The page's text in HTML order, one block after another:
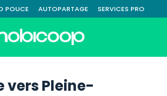
POUCE AUTOPARTAGE SERVICES PRO
vers Pleine-